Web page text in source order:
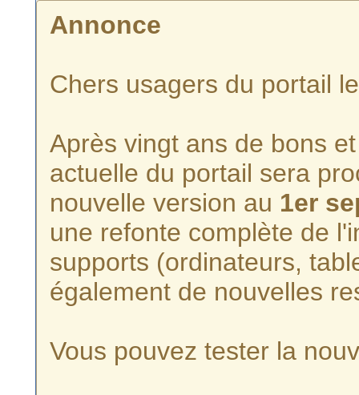
Annonce
Chers usagers du portail
Après vingt ans de bons
actuelle du portail sera
nouvelle version au 1er
une refonte complète de
supports (ordinateurs,
également de nouvelles
Vous pouvez tester la